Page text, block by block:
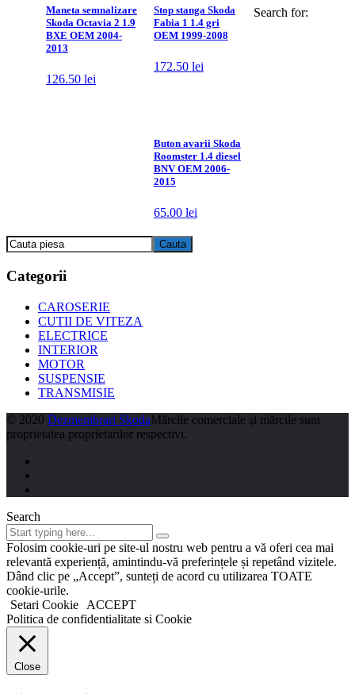
Maneta semnalizare
Skoda Octavia 2 1.9
BXE OEM 2004-
2013
126.50 lei
Stop stanga Skoda
Fabia 1 1.4 gri
OEM 1999-2008
172.50 lei
Buton avarii Skoda
Roomster 1.4 diesel
BNV OEM 2006-
2015
65.00 lei
Search for:
Categorii
CAROSERIE
CUTII DE VITEZA
ELECTRICE
INTERIOR
MOTOR
SUSPENSIE
TRANSMISIE
© 2020 Dezmembrari SkodaMărcile comerciale și mărcile sunt
proprietatea proprietarilor respectivi.
Search
Folosim cookie-uri pe site-ul nostru web pentru a vă oferi cea mai
relevantă experiență, amintindu-vă preferințele și repetând vizitele.
Dând clic pe „Accept”, sunteți de acord cu utilizarea TOATE
cookie-urile.
Setari Cookie
ACCEPT
Politica de confidentialitate si Cookie
Close